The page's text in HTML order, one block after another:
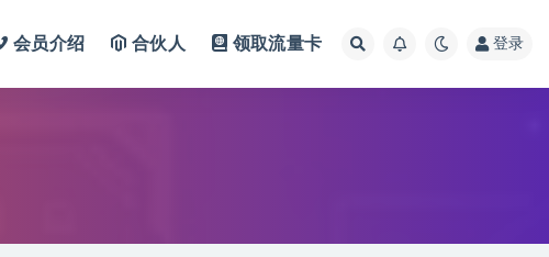
会员介绍 合伙人 领取流量卡 登录